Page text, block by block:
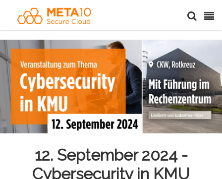
12. September 2024 -
Cybersecurity in KMU